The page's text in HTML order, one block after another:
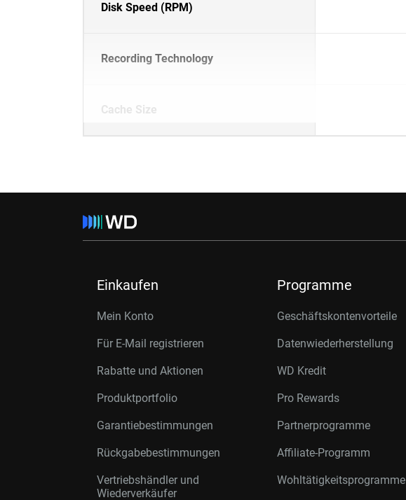
Disk Speed (RPM)
Recording Technology
Cache Size
Einkaufen
Mein Konto
Für E-Mail registrieren
Rabatte und Aktionen
Produktportfolio
Garantiebestimmungen
Rückgabebestimmungen
Vertriebshändler und
Wiederverkäufer
Programme
Geschäftskontenvorteile
Datenwiederherstellung
WD Kredit
Pro Rewards
Partnerprogramme
Affiliate-Programm
Wohltätigkeitsprogramme